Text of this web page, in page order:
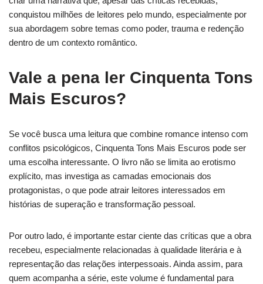
conquistou milhões de leitores pelo mundo, especialmente por
sua abordagem sobre temas como poder, trauma e redenção
dentro de um contexto romântico.
Vale a pena ler Cinquenta Tons
Mais Escuros?
Se você busca uma leitura que combine romance intenso com
conflitos psicológicos, Cinquenta Tons Mais Escuros pode ser
uma escolha interessante. O livro não se limita ao erotismo
explícito, mas investiga as camadas emocionais dos
protagonistas, o que pode atrair leitores interessados em
histórias de superação e transformação pessoal.
Por outro lado, é importante estar ciente das críticas que a obra
recebeu, especialmente relacionadas à qualidade literária e à
representação das relações interpessoais. Ainda assim, para
quem acompanha a série, este volume é fundamental para